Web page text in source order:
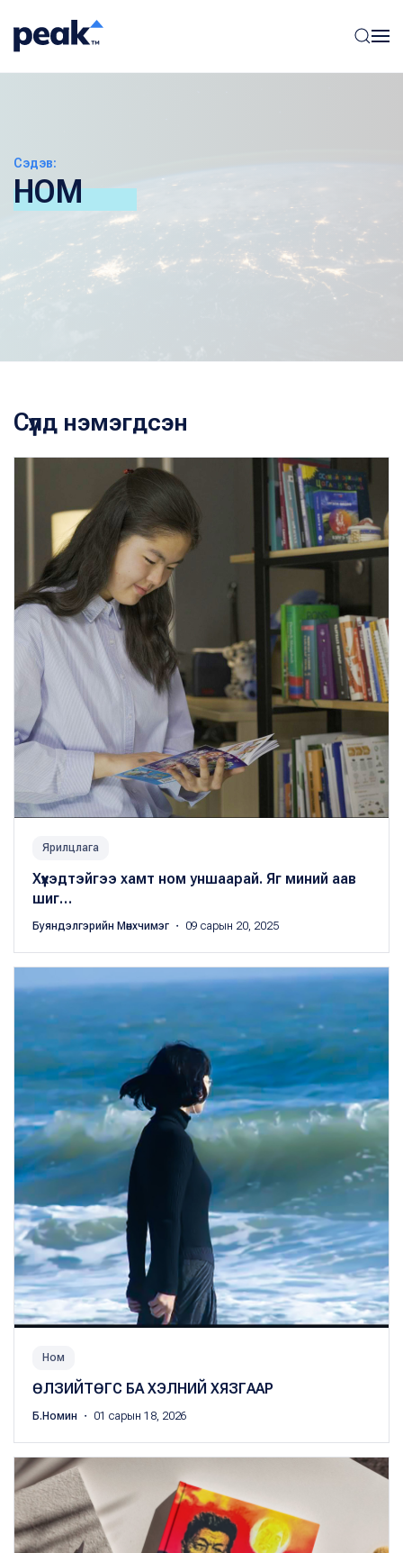
Сэдэв:
НОМ
Сүүлд нэмэгдсэн
Ярилцлага
Хүүхэдтэйгээ хамт ном уншаарай. Яг миний аав
шиг…
Буяндэлгэрийн Мөнхчимэг ・ 09 сарын 20, 2025
Ном
ӨЛЗИЙТӨГС БА ХЭЛНИЙ ХЯЗГААР
Б.Номин ・ 01 сарын 18, 2026